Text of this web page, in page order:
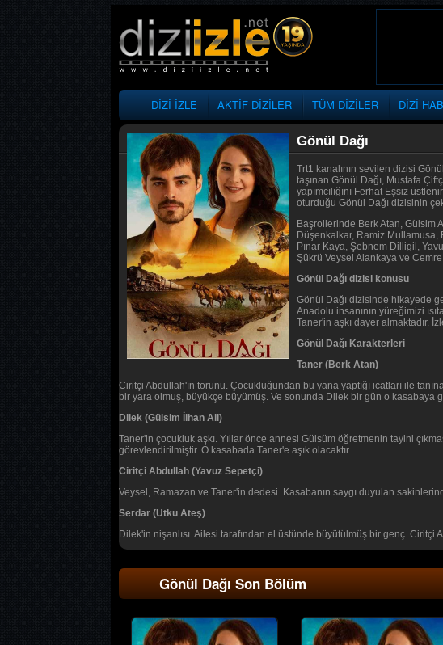
DİZİ İZLE AKTİF DİZİLER TÜM DİZİLER DİZİ
Gönül Dağı
Trt1 kanalının sevilen dizisi
taşınan Gönül Dağı, Mustafa
yapımcılığını Ferhat Eşsiz
oturduğu Gönül Dağı dizisinin
Başrollerinde Berk Atan, Gülsim
Düşenkalkar, Ramiz Mullamusa,
Pınar Kaya, Şebnem Dilligil,
Şükrü Veysel Alankaya ve
Gönül Dağı dizisi konusu
Gönül Dağı dizisinde hikayede
Anadolu insanının yüreğimizi
Taner'in aşkı dayer almaktadır.
Gönül Dağı Karakterleri
Taner (Berk Atan)
Ciritçi Abdullah'ın torunu. Çocukluğundan bu yana yaptığı icatları ile
bir yara olmuş, büyükçe büyümüş. Ve sonunda Dilek bir gün o kasabaya
Dilek (Gülsim İlhan Ali)
Taner'in çocukluk aşkı. Yıllar önce annesi Gülsüm öğretmenin tayini
görevlendirilmiştir. O kasabada Taner'e aşık olacaktır.
Ciritçi Abdullah (Yavuz Sepetçi)
Veysel, Ramazan ve Taner'in dedesi. Kasabanın saygı duyulan
Serdar (Utku Ateş)
Dilek'in nişanlısı. Ailesi tarafından el üstünde büyütülmüş bir genç.
Gönül Dağı Son Bölüm